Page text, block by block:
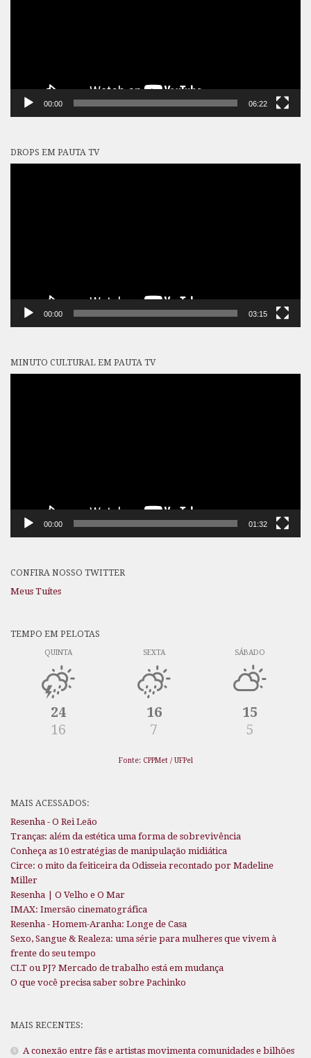
00:00 06:22
DROPS EM PAUTA TV
00:00 03:15
MINUTO CULTURAL EM PAUTA TV
00:00 01:32
CONFIRA NOSSO TWITTER
Meus Tuítes
TEMPO EM PELOTAS
QUINTA
24
16
SEXTA
16
7
SÁBADO
15
5
Fonte: CPPMet / UFPel
MAIS ACESSADOS:
Resenha - O Rei Leão
Tranças: além da estética uma forma de sobrevivência
Conheça as 10 estratégias de manipulação midiática
Circe: o mito da feiticeira da Odisseia recontado por Madeline
Miller
Resenha | O Velho e O Mar
IMAX: Imersão cinematográfica
Resenha - Homem-Aranha: Longe de Casa
Sexo, Sangue & Realeza: uma série para mulheres que vivem à
frente do seu tempo
CLT ou PJ? Mercado de trabalho está em mudança
O que você precisa saber sobre Pachinko
MAIS RECENTES:
A conexão entre fãs e artistas movimenta comunidades e bilhões